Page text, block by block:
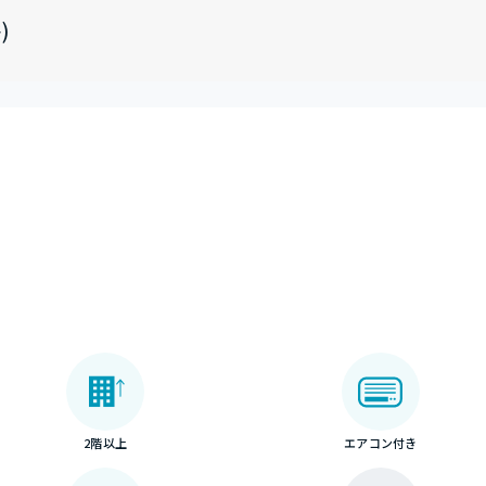
2階以上 エアコン付き